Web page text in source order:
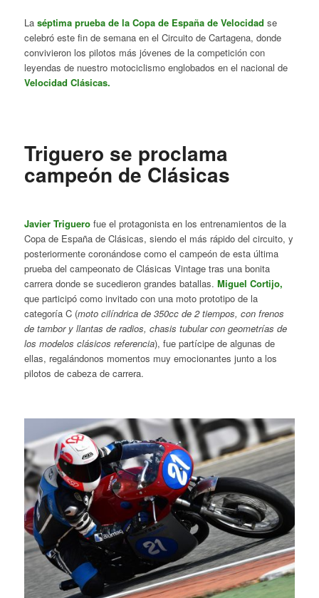
La séptima prueba de la Copa de España de Velocidad se
celebró este fin de semana en el Circuito de Cartagena, donde
convivieron los pilotos más jóvenes de la competición con
leyendas de nuestro motociclismo englobados en el nacional de
Velocidad Clásicas.
Triguero se proclama
campeón de Clásicas
Javier Triguerofue el protagonista en los entrenamientos de la
Copa de España de Clásicas, siendo el más rápido del circuito, y
posteriormente coronándose como el campeón de esta última
prueba del campeonato de Clásicas Vintage tras una bonita
carrera donde se sucedieron grandes batallas. Miguel Cortijo,
que participó como invitado con una moto prototipo de la
categoría C (moto cilíndrica de 350cc de 2 tiempos, con frenos
de tambor y llantas de radios, chasis tubular con geometrías de
los modelos clásicos referencia), fue partícipe de algunas de
ellas, regalándonos momentos muy emocionantes junto a los
pilotos de cabeza de carrera.